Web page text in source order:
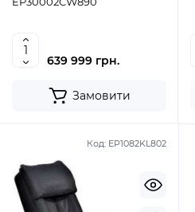
639 999 грн.
Замовити
Код: EP1082KL802